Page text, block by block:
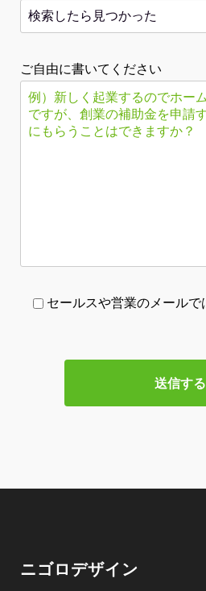
ご自由に書いてください
セールスや営業のメールで
ニゴロデザイン